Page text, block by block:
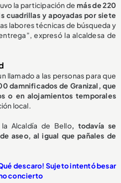
la participación demás de 220
cuadrillas y apoyadas por siete
labores técnicas de búsqueda y
expresó la alcaldesa de
llamado a las personas para que
damnificados de Granizal, que
o en alojamientos temporales
local.
Alcaldía de Bello, todavía se
aseo, al igual que pañales de
descaro! Sujeto intentó besar
concierto